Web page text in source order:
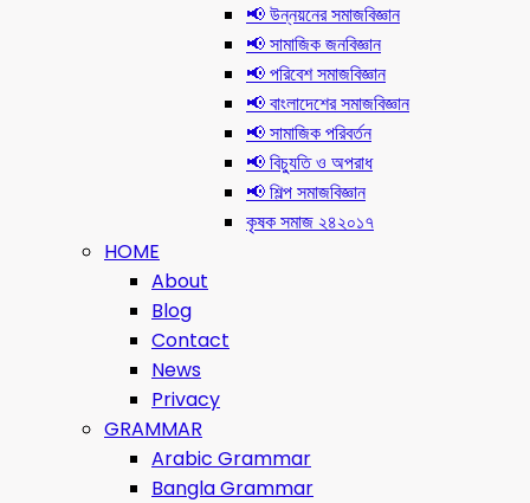
📢 উন্নয়নের সমাজবিজ্ঞান
📢 সামাজিক জনবিজ্ঞান
📢 পরিবেশ সমাজবিজ্ঞান
📢 বাংলাদেশের সমাজবিজ্ঞান
📢 সামাজিক পরিবর্তন
📢 বিচ্যুতি ও অপরাধ
📢 শিল্প সমাজবিজ্ঞান
কৃষক সমাজ ২৪২০১৭
HOME
About
Blog
Contact
News
Privacy
GRAMMAR
Arabic Grammar
Bangla Grammar